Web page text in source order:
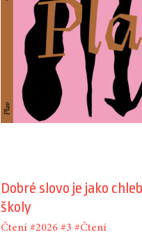
Dobré slovo je jako
školy
Čtení #2026 #3 #Čtení